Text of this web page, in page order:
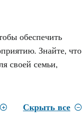
обеспечить
Знайте, что
своей семьи,
Скрыть все